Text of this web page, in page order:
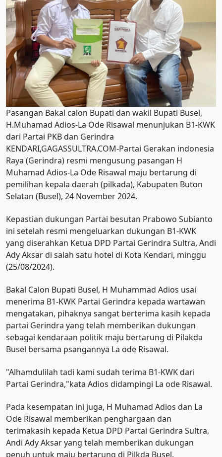
Pasangan Bakal calon Bupati dan wakil Bupati Busel,
H.Muhamad Adios-La Ode Risawal menunjukan B1-KWK
dari Partai PKB dan Gerindra
KENDARI,GAGASSULTRA.COM-Partai Gerakan indonesia
Raya (Gerindra) resmi mengusung pasangan H
Muhamad Adios-La Ode Risawal maju bertarung di
pemilihan kepala daerah (pilkada), Kabupaten Buton
Selatan (Busel), 24 November 2024.
Kepastian dukungan Partai besutan Prabowo Subianto
ini setelah resmi mengeluarkan dukungan B1-KWK
yang diserahkan Ketua DPD Partai Gerindra Sultra, Andi
Ady Aksar di salah satu hotel di Kota Kendari, minggu
(25/08/2024).
Bakal Calon Bupati Busel, H Muhammad Adios usai
menerima B1-KWK Partai Gerindra kepada wartawan
mengatakan, pihaknya sangat berterima kasih kepada
partai Gerindra yang telah memberikan dukungan
sebagai kendaraan politik maju bertarung di Pilakda
Busel bersama psangannya La ode Risawal.
"Alhamdulilah tadi kami sudah terima B1-KWK dari
Partai Gerindra,"kata Adios didampingi La ode Risawal.
Pada kesempatan ini juga, H Muhamad Adios dan La
Ode Risawal memberikan penghargaan dan
terimakasih kepada Ketua DPD Partai Gerindra Sultra,
Andi Ady Aksar yang telah memberikan dukungan
penuh untuk maju bertarung di Pilkda Busel.